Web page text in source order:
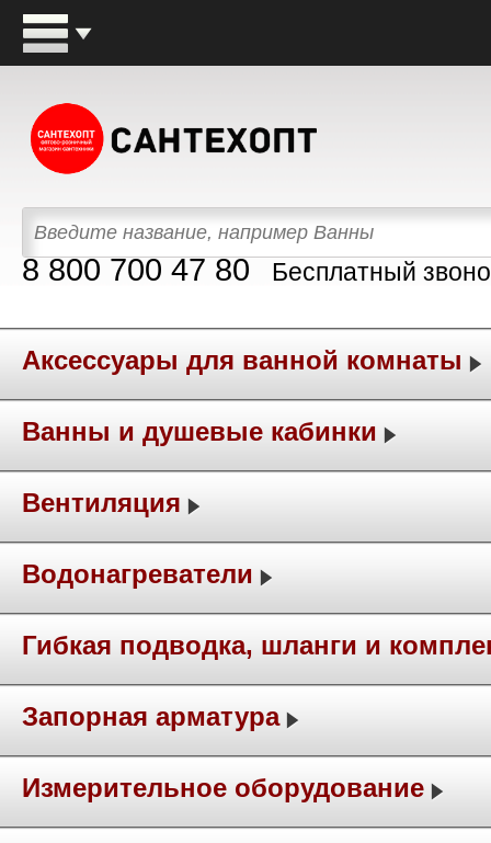
8 800 700 47 80 Бесплатный
Аксессуары для ванной комнаты
Ванны и душевые кабинки
Вентиляция
Водонагреватели
Гибкая подводка, шланги и
Запорная арматура
Измерительное оборудование